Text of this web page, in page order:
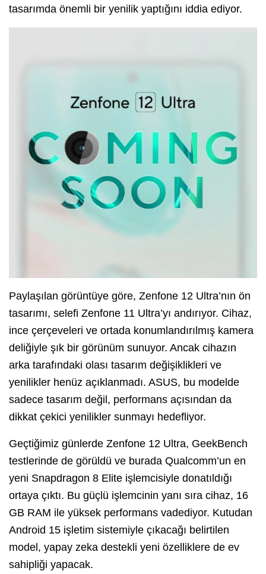
tasarımda önemli bir yenilik yaptığını iddia ediyor.
Paylaşılan görüntüye göre, Zenfone 12 Ultra’nın ön
tasarımı, selefi Zenfone 11 Ultra’yı andırıyor. Cihaz,
ince çerçeveleri ve ortada konumlandırılmış kamera
deliğiyle şık bir görünüm sunuyor. Ancak cihazın
arka tarafındaki olası tasarım değişiklikleri ve
yenilikler henüz açıklanmadı. ASUS, bu modelde
sadece tasarım değil, performans açısından da
dikkat çekici yenilikler sunmayı hedefliyor.
Geçtiğimiz günlerde Zenfone 12 Ultra, GeekBench
testlerinde de görüldü ve burada Qualcomm’un en
yeni Snapdragon 8 Elite işlemcisiyle donatıldığı
ortaya çıktı. Bu güçlü işlemcinin yanı sıra cihaz, 16
GB RAM ile yüksek performans vadediyor. Kutudan
Android 15 işletim sistemiyle çıkacağı belirtilen
model, yapay zeka destekli yeni özelliklere de ev
sahipliği yapacak.